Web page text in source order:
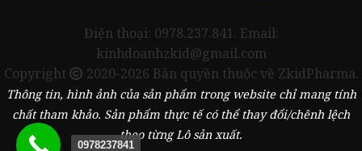
Điện thoại: 0978.237.841. Email:
kinhdoanhzkid@gmail.com
Copyright
2020-2026 Bản quyền thuộc về ZkidPharma.
Thông tin, hình ảnh của sản phẩm trong website chỉ mang tính
chất tham khảo. Sản phẩm thực tế có thể thay đổi/chênh lệch
theo từng Lô sản xuất.
0978237841